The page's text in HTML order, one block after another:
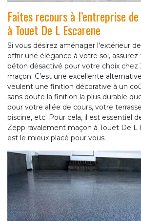
Faites recours à l’entreprise
à Touet De L Escarene
Si vous désirez aménager l’extérieur
offrir une élégance à votre sol,
béton désactivé pour votre choix chez
maçon. C’est une excellente
veulent une finition décorative à un
sans doute la finition la plus durable
pour votre allée de cours, votre
piscine, etc. Pour cela, il est essentiel
Zepp ravalement maçon à Touet De L
est le mieux placé pour vous.